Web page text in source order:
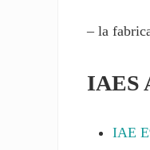
– la
IAES
IAE